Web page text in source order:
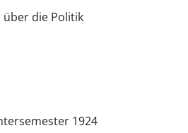
die Politik
1924